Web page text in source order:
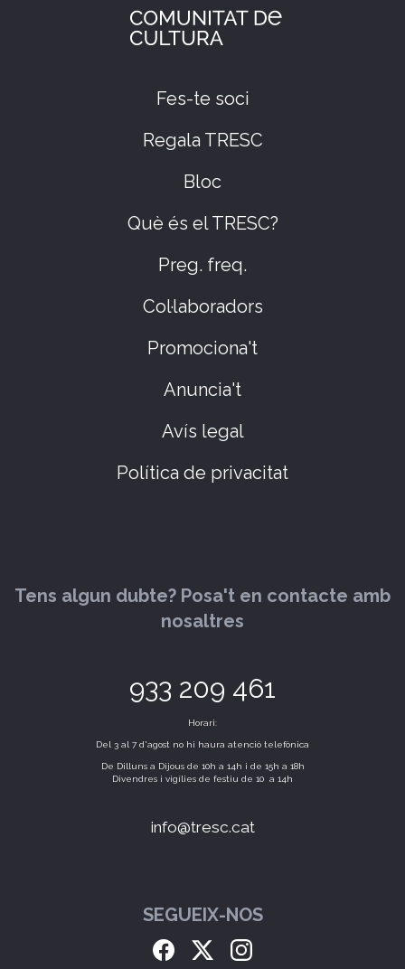
Fes-te soci
Regala TRESC
Bloc
Què és el TRESC?
Preg. freq.
Col·laboradors
Promociona't
Anuncia't
Avís legal
Política de privacitat
Tens algun dubte? Posa't en contacte amb
nosaltres
933 209 461
Horari:
Del 3 al 7 d'agost no hi haura atenció telefònica
De Dilluns a Dijous de 10h a 14h i de 15h a 18h
Divendres i vigílies de festiu de 10 a 14h
info@tresc.cat
SEGUEIX-NOS